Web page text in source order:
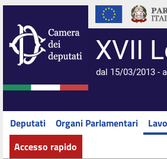
XVII
dal 15/03/2013 -
Deputati Organi Parlamentari
Accesso rapido